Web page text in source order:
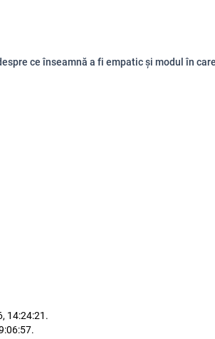
ce înseamnă a fi empatic și modul în
14:24:21.